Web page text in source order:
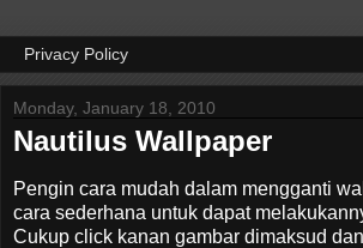
Monday, January 18, 2010
Nautilus Wallpaper
Pengin cara mudah dalam mengganti
cara sederhana untuk dapat
Cukup click kanan gambar dimaksud